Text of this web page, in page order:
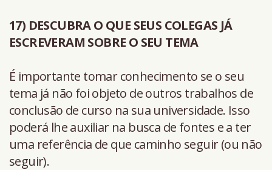
17) DESCUBRA O QUE SEUS COLEGAS JÁ
ESCREVERAM SOBRE O SEU TEMA
É importante tomar conhecimento se o seu
tema já não foi objeto de outros trabalhos de
conclusão de curso na sua universidade. Isso
poderá lhe auxiliar na busca de fontes e a ter
uma referência de que caminho seguir (ou não
seguir).